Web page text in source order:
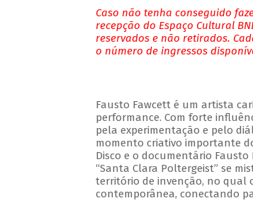
Caso não tenha conseguido
recepção do Espaço Cultural
reservados e não retirados.
o número de ingressos
Fausto Fawcett é um artista
performance. Com forte
pela experimentação e pelo
momento criativo importante
Disco e o documentário Fausto
“Santa Clara Poltergeist” se
território de invenção, no qual
contemporânea, conectando